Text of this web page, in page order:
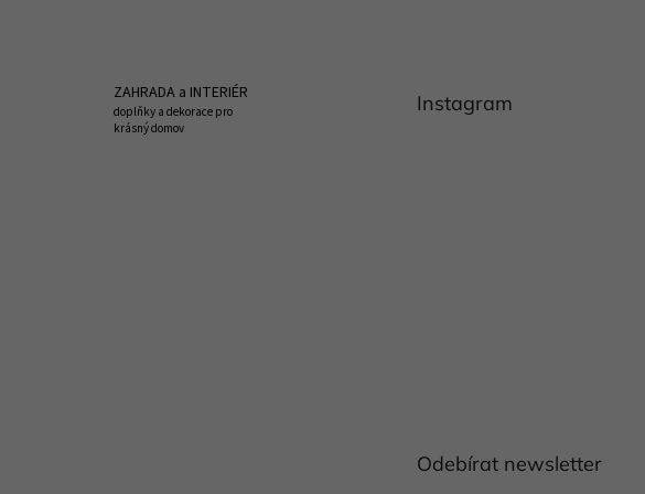
ZAHRADA a INTERIÉR
doplňky a dekorace pro
krásný domov
Instagram
Odebírat newsletter